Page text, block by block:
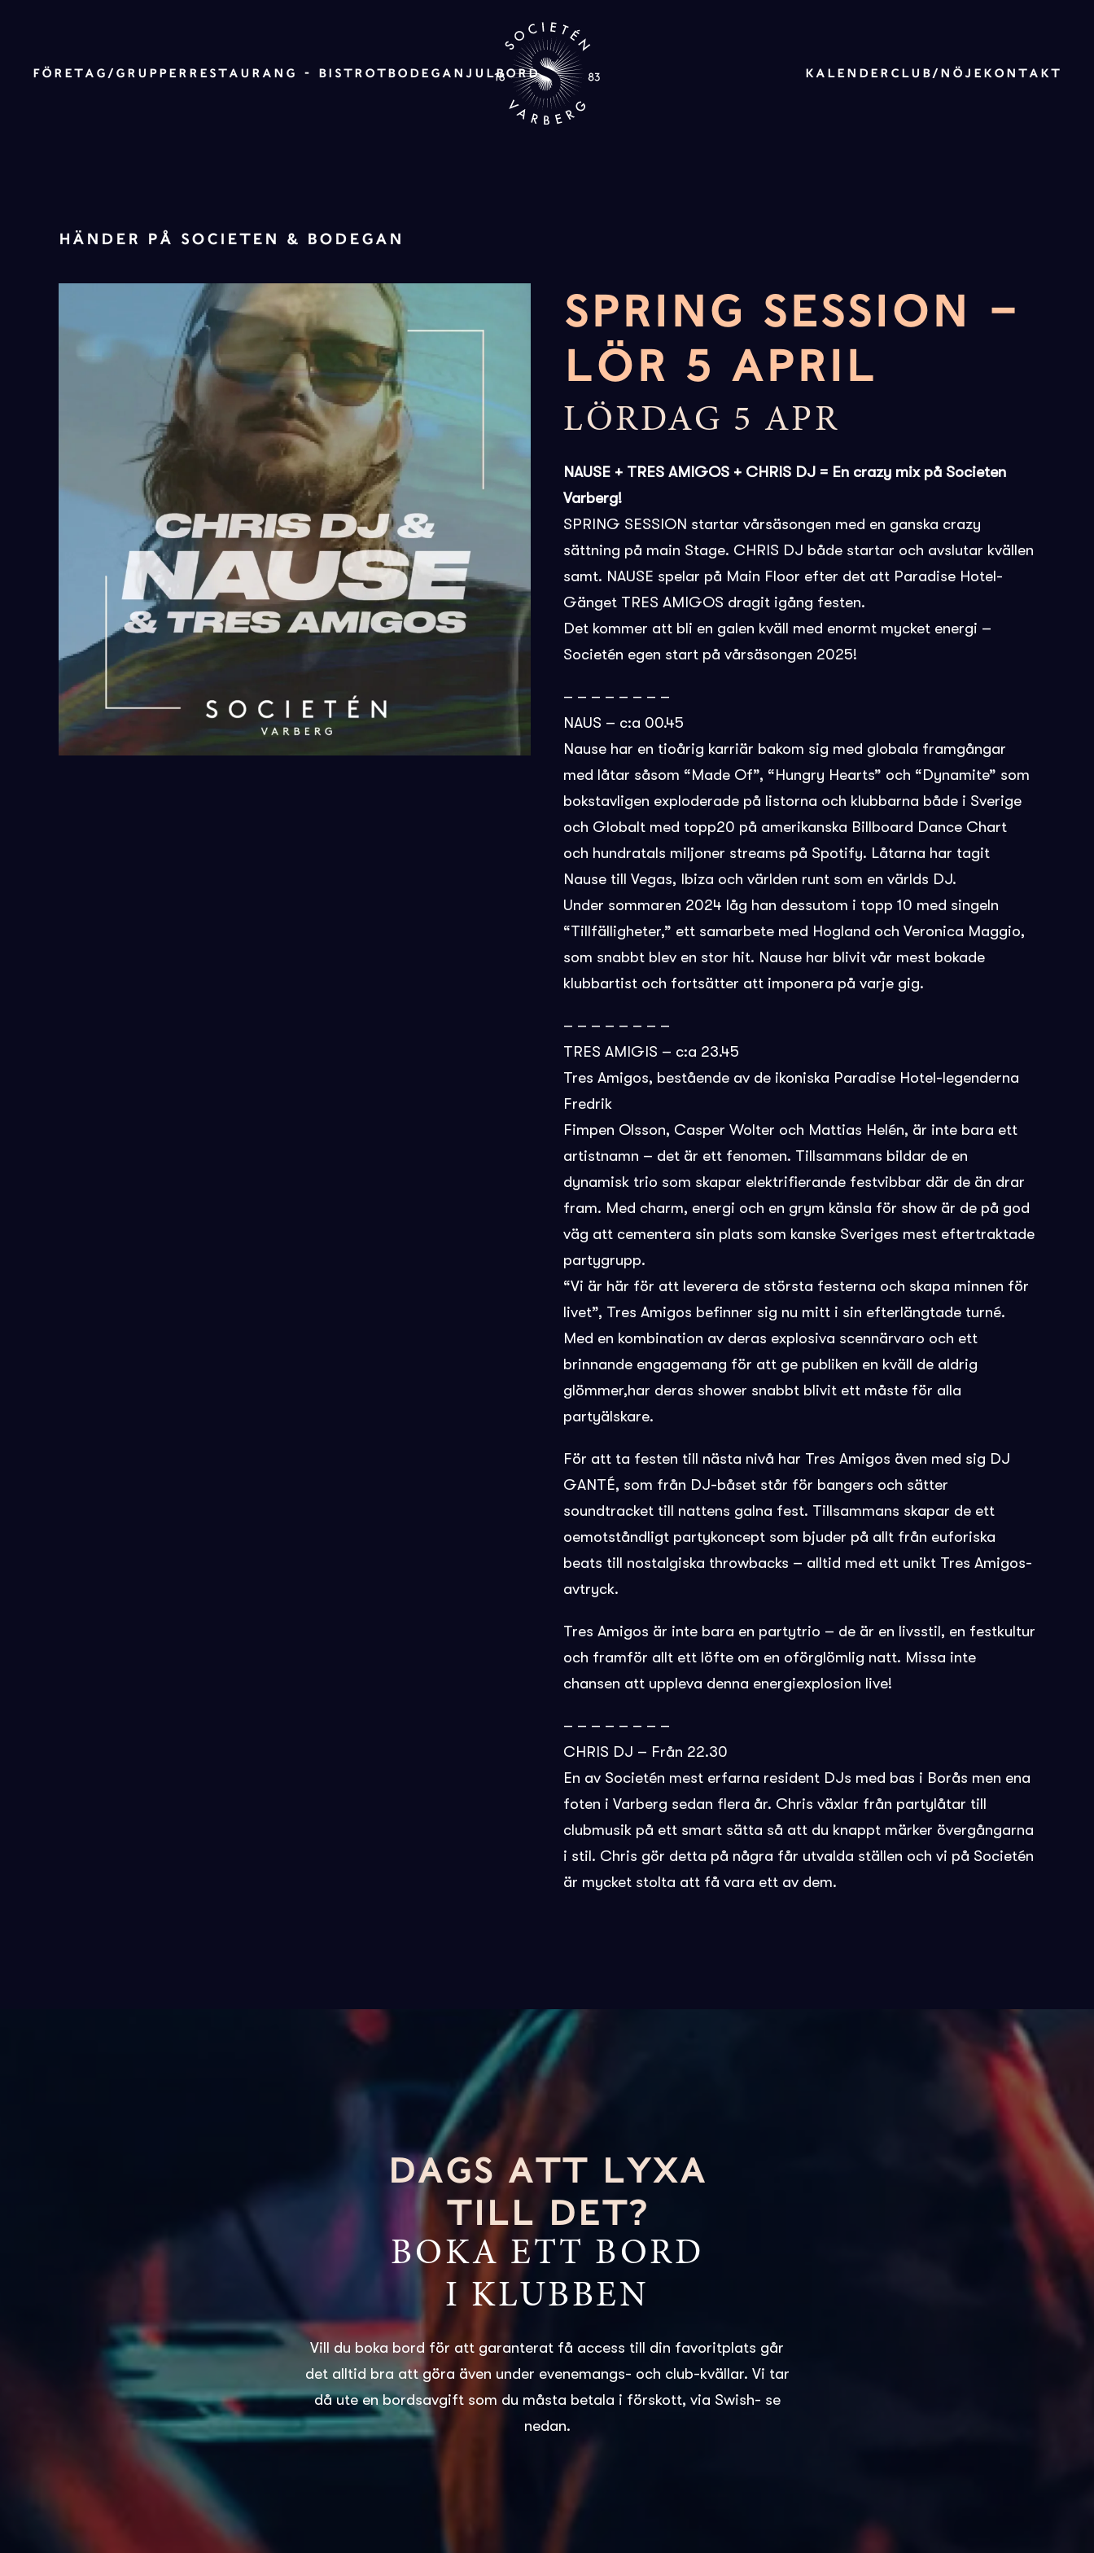
FÖRETAG/GRUPPER RESTAURANG - BISTROTBODEGAN JULBORD KALENDER CLUB/NÖJE KONTAKT
HÄNDER PÅ SOCIETEN & BODEGAN
SPRING SESSION –
LÖR 5 APRIL
LÖRDAG 5 APR
NAUSE + TRES AMIGOS + CHRIS DJ = En crazy mix på Societen
Varberg!
SPRING SESSION startar vårsäsongen med en ganska crazy
sättning på main Stage. CHRIS DJ både startar och avslutar kvällen
samt. NAUSE spelar på Main Floor efter det att Paradise Hotel-
Gänget TRES AMIGOS dragit igång festen.
Det kommer att bli en galen kväll med enormt mycket energi –
Societén egen start på vårsäsongen 2025!
– – – – – – – –
NAUS – c:a 00.45
Nause har en tioårig karriär bakom sig med globala framgångar
med låtar såsom “Made Of”, “Hungry Hearts” och “Dynamite” som
bokstavligen exploderade på listorna och klubbarna både i Sverige
och Globalt med topp20 på amerikanska Billboard Dance Chart
och hundratals miljoner streams på Spotify. Låtarna har tagit
Nause till Vegas, Ibiza och världen runt som en världs DJ.
Under sommaren 2024 låg han dessutom i topp 10 med singeln
“Tillfälligheter,” ett samarbete med Hogland och Veronica Maggio,
som snabbt blev en stor hit. Nause har blivit vår mest bokade
klubbartist och fortsätter att imponera på varje gig.
– – – – – – – –
TRES AMIGIS – c:a 23.45
Tres Amigos, bestående av de ikoniska Paradise Hotel-legenderna
Fredrik
Fimpen Olsson, Casper Wolter och Mattias Helén, är inte bara ett
artistnamn – det är ett fenomen. Tillsammans bildar de en
dynamisk trio som skapar elektrifierande festvibbar där de än drar
fram. Med charm, energi och en grym känsla för show är de på god
väg att cementera sin plats som kanske Sveriges mest eftertraktade
partygrupp.
“Vi är här för att leverera de största festerna och skapa minnen för
livet”, Tres Amigos befinner sig nu mitt i sin efterlängtade turné.
Med en kombination av deras explosiva scennärvaro och ett
brinnande engagemang för att ge publiken en kväll de aldrig
glömmer,har deras shower snabbt blivit ett måste för alla
partyälskare.
För att ta festen till nästa nivå har Tres Amigos även med sig DJ
GANTÉ, som från DJ-båset står för bangers och sätter
soundtracket till nattens galna fest. Tillsammans skapar de ett
oemotståndligt partykoncept som bjuder på allt från euforiska
beats till nostalgiska throwbacks – alltid med ett unikt Tres Amigos-
avtryck.
Tres Amigos är inte bara en partytrio – de är en livsstil, en festkultur
och framför allt ett löfte om en oförglömlig natt. Missa inte
chansen att uppleva denna energiexplosion live!
– – – – – – – –
CHRIS DJ – Från 22.30
En av Societén mest erfarna resident DJs med bas i Borås men ena
foten i Varberg sedan flera år. Chris växlar från partylåtar till
clubmusik på ett smart sätta så att du knappt märker övergångarna
i stil. Chris gör detta på några får utvalda ställen och vi på Societén
är mycket stolta att få vara ett av dem.
DAGS ATT LYXA
TILL DET?
BOKA ETT BORD
I KLUBBEN
Vill du boka bord för att garanterat få access till din favoritplats går
det alltid bra att göra även under evenemangs- och club-kvällar. Vi tar
då ute en bordsavgift som du måsta betala i förskott, via Swish- se
nedan.